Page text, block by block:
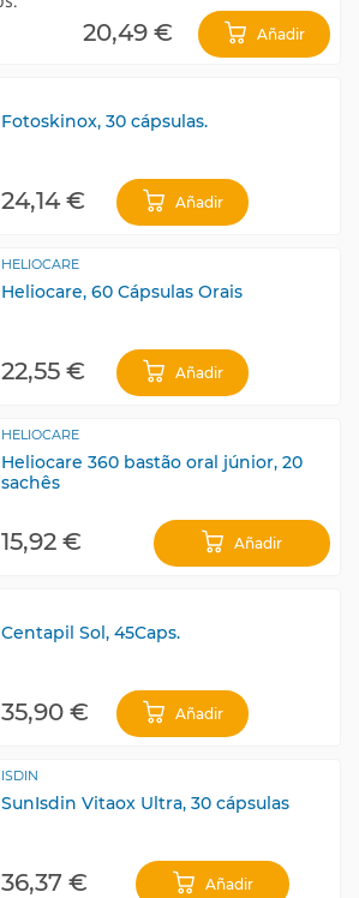
20,49 € Añadir
Fotoskinox, 30 cápsulas.
24,14 € Añadir
HELIOCARE
Heliocare, 60 Cápsulas Orais
22,55 € Añadir
HELIOCARE
Heliocare 360 bastão oral júnior, 20
sachês
15,92 € Añadir
Centapil Sol, 45Caps.
35,90 € Añadir
ISDIN
SunIsdin Vitaox Ultra, 30 cápsulas
36,37 € Añadir